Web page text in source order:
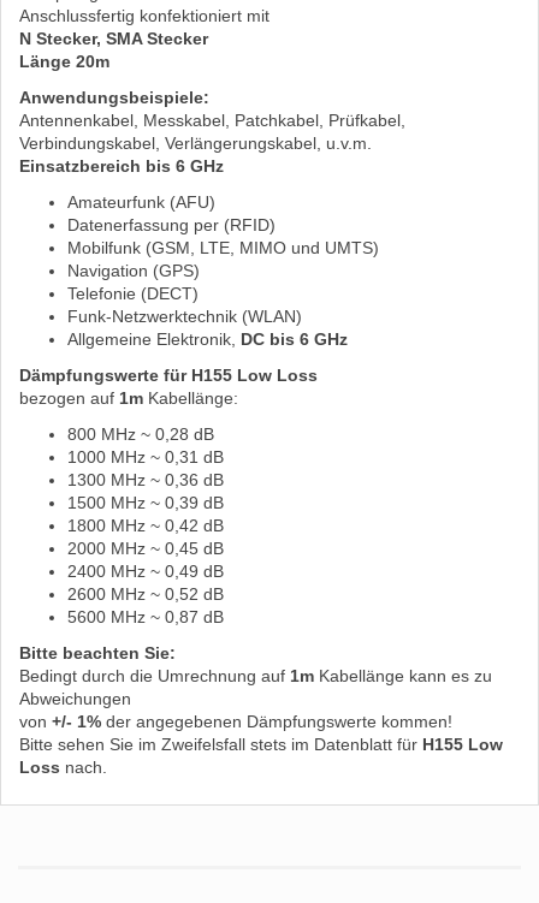
Anschlussfertig konfektioniert mit
N Stecker, SMA Stecker
Länge 20m
Anwendungsbeispiele:
Antennenkabel, Messkabel, Patchkabel, Prüfkabel,
Verbindungskabel, Verlängerungskabel, u.v.m.
Einsatzbereich bis 6 GHz
Amateurfunk (AFU)
Datenerfassung per (RFID)
Mobilfunk (GSM, LTE, MIMO und UMTS)
Navigation (GPS)
Telefonie (DECT)
Funk-Netzwerktechnik (WLAN)
Allgemeine Elektronik, DC bis 6 GHz
Dämpfungswerte für H155 Low Loss
bezogen auf 1m Kabellänge:
800 MHz ~ 0,28 dB
1000 MHz ~ 0,31 dB
1300 MHz ~ 0,36 dB
1500 MHz ~ 0,39 dB
1800 MHz ~ 0,42 dB
2000 MHz ~ 0,45 dB
2400 MHz ~ 0,49 dB
2600 MHz ~ 0,52 dB
5600 MHz ~ 0,87 dB
Bitte beachten Sie:
Bedingt durch die Umrechnung auf 1m Kabellänge kann es zu
Abweichungen
von +/- 1% der angegebenen Dämpfungswerte kommen!
Bitte sehen Sie im Zweifelsfall stets im Datenblatt für H155 Low
Loss nach.